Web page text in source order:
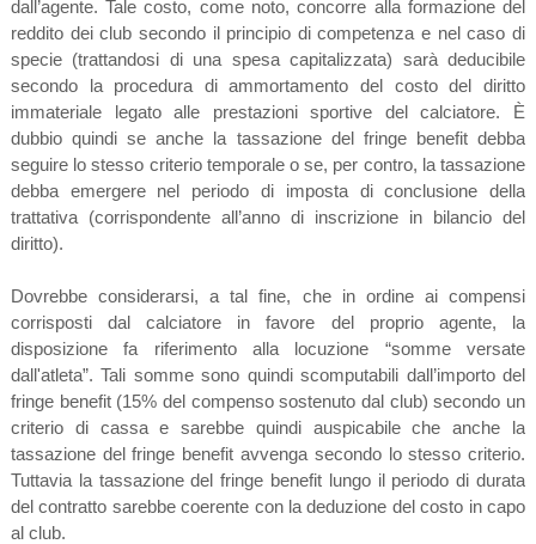
dall’agente. Tale costo, come noto, concorre alla formazione del
reddito dei club secondo il principio di competenza e nel caso di
specie (trattandosi di una spesa capitalizzata) sarà deducibile
secondo la procedura di ammortamento del costo del diritto
immateriale legato alle prestazioni sportive del calciatore. È
dubbio quindi se anche la tassazione del fringe benefit debba
seguire lo stesso criterio temporale o se, per contro, la tassazione
debba emergere nel periodo di imposta di conclusione della
trattativa (corrispondente all’anno di inscrizione in bilancio del
diritto).
Dovrebbe considerarsi, a tal fine, che in ordine ai compensi
corrisposti dal calciatore in favore del proprio agente, la
disposizione fa riferimento alla locuzione “somme versate
dall'atleta”. Tali somme sono quindi scomputabili dall’importo del
fringe benefit (15% del compenso sostenuto dal club) secondo un
criterio di cassa e sarebbe quindi auspicabile che anche la
tassazione del fringe benefit avvenga secondo lo stesso criterio.
Tuttavia la tassazione del fringe benefit lungo il periodo di durata
del contratto sarebbe coerente con la deduzione del costo in capo
al club.